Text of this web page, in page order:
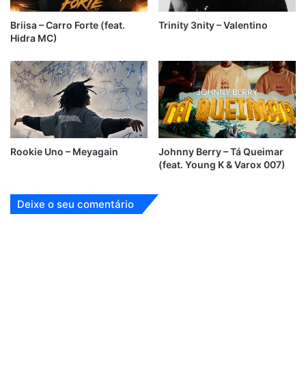
Briisa – Carro Forte (feat.
Hidra MC)
Trinity 3nity – Valentino
Rookie Uno – Meyagain
Johnny Berry – Tá Queimar
(feat. Young K & Varox 007)
Deixe o seu comentário